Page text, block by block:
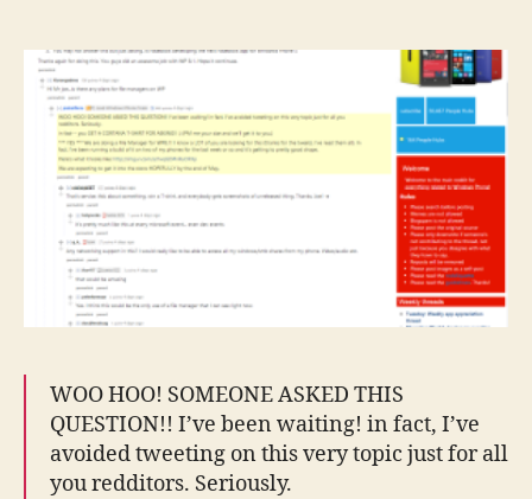
WOO HOO! SOMEONE ASKED THIS
QUESTION!! I’ve been waiting! in fact, I’ve
avoided tweeting on this very topic just for all
you redditors. Seriously.